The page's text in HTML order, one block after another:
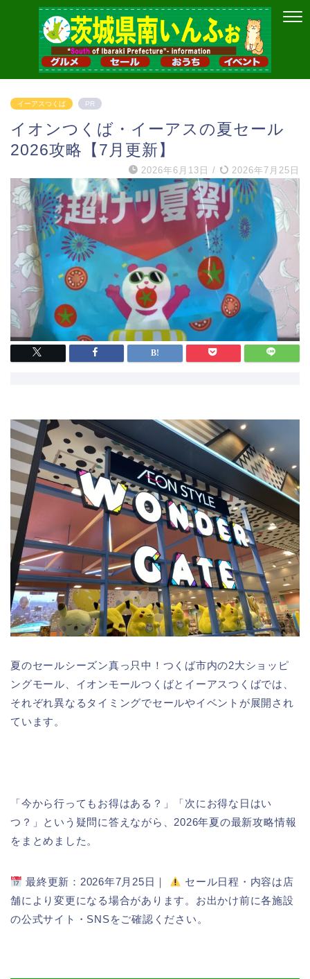
イーアスつくば PR
イオンつくば・イーアスの夏セール
2026攻略【7月更新】
2026年6月13日 / 2026年7月25日
夏のセールシーズン真っ只中！つくば市内の2大ショッピ
ングモール、イオンモールつくばとイーアスつくばでは、
それぞれ異なるタイミングでセールやイベントが展開され
ています。
「今から行ってもお得はある？」「次にお得な日はい
つ？」という疑問に答えながら、2026年夏の最新攻略情報
をまとめました。
最終更新：2026年7月25日｜
セール日程・内容は店
舗により変更になる場合があります。お出かけ前に各施設
の公式サイト・SNSをご確認ください。